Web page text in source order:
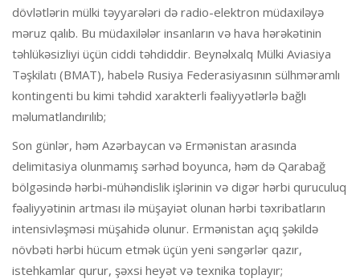
dövlətlərin mülki təyyarələri də radio-elektron müdaxiləyə
məruz qalıb. Bu müdaxilələr insanların və hava hərəkətinin
təhlükəsizliyi üçün ciddi təhdiddir. Beynəlxalq Mülki Aviasiya
Təşkilatı (BMAT), habelə Rusiya Federasiyasının sülhməramlı
kontingenti bu kimi təhdid xarakterli fəaliyyətlərlə bağlı
məlumatlandırılıb;
Son günlər, həm Azərbaycan və Ermənistan arasında
delimitasiya olunmamış sərhəd boyunca, həm də Qarabağ
bölgəsində hərbi-mühəndislik işlərinin və digər hərbi quruculuq
fəaliyyətinin artması ilə müşayiət olunan hərbi təxribatların
intensivləşməsi müşahidə olunur. Ermənistan açıq şəkildə
növbəti hərbi hücum etmək üçün yeni səngərlər qazır,
istehkamlar qurur, şəxsi heyət və texnika toplayır;